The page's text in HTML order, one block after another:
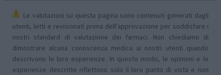
Le valutazioni su questa pagina sono contenuti generati dagli
utenti, letti e revisionati prima dell'approvazione per soddisfare i
nostri standard di valutazione dei farmaci. Non chiediamo di
dimostrare alcuna conoscenza medica ai nostri utenti quando
descrivono le loro esperienze. In questo modo, le opinioni e le
esperienze descritte riflettono solo il loro punto di vista e non